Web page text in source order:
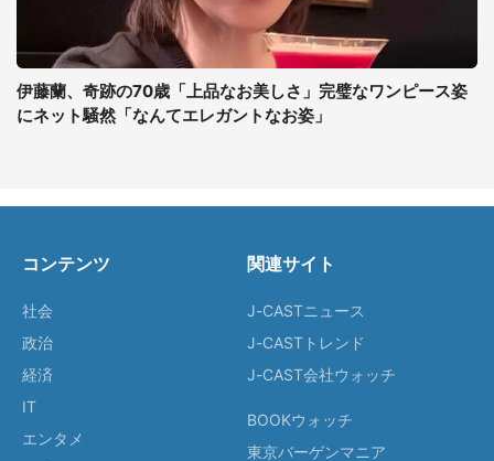
伊藤蘭、奇跡の70歳「上品なお美しさ」完璧なワンピース姿
にネット騒然「なんてエレガントなお姿」
コンテンツ
社会
政治
経済
IT
エンタメ
関連サイト
J-CASTニュース
J-CASTトレンド
J-CAST会社ウォッチ
BOOKウォッチ
東京バーゲンマニア